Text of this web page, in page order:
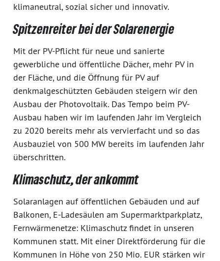
klimaneutral, sozial sicher und innovativ.
Spitzenreiter bei der Solarenergie
Mit der PV-Pflicht für neue und sanierte
gewerbliche und öffentliche Dächer, mehr PV in
der Fläche, und die Öffnung für PV auf
denkmalgeschützten Gebäuden steigern wir den
Ausbau der Photovoltaik. Das Tempo beim PV-
Ausbau haben wir im laufenden Jahr im Vergleich
zu 2020 bereits mehr als vervierfacht und so das
Ausbauziel von 500 MW bereits im laufenden Jahr
überschritten.
Klimaschutz, der ankommt
Solaranlagen auf öffentlichen Gebäuden und auf
Balkonen, E-Ladesäulen am Supermarktparkplatz,
Fernwärmenetze: Klimaschutz findet in unseren
Kommunen statt. Mit einer Direktförderung für die
Kommunen in Höhe von 250 Mio. EUR stärken wir